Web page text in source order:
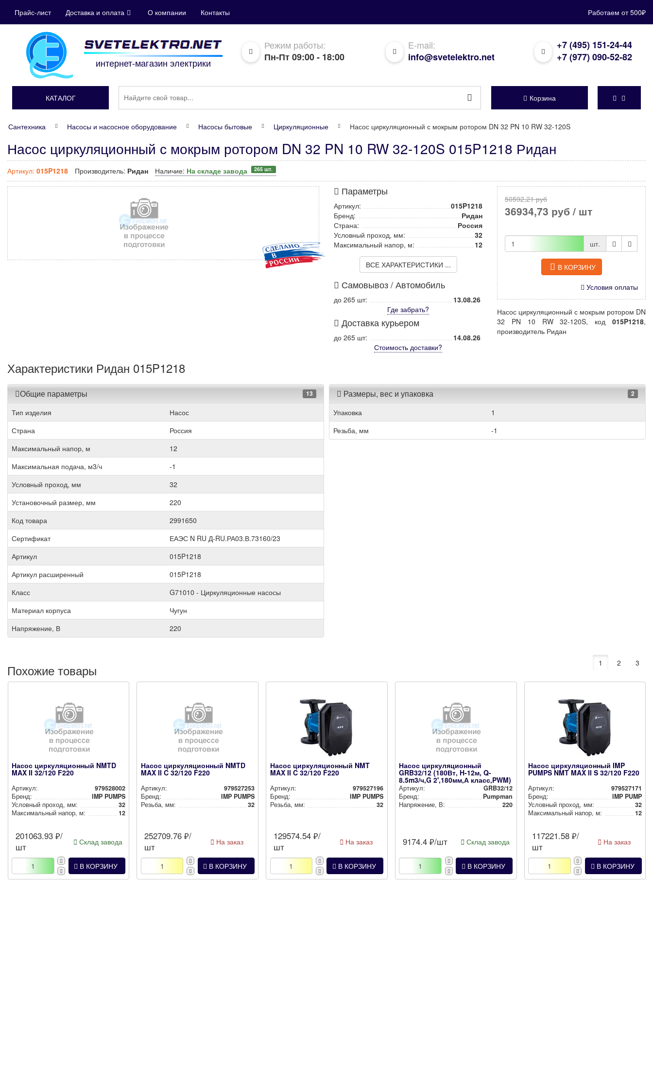
Прайс-лист Доставка и оплата О компании Контакты Работаем от 500₽
интернет-магазин электрики
Режим работы:
Пн-Пт 09:00 - 18:00
E-mail:
info@svetelektro.net
+7 (495) 151-24-44
+7 (977) 090-52-82
КАТАЛОГ Корзина
Сантехника Насосы и насосное оборудование Насосы бытовые Циркуляционные Насос циркуляционный с мокрым ротором DN 32 PN 10 RW 32-120S
Насос циркуляционный с мокрым ротором DN 32 PN 10 RW 32-120S 015P1218 Ридан
Артикул: 015P1218 Производитель: Ридан Наличие: На складе завода 265 шт.
Параметры
Артикул:
015P1218
Бренд:
Ридан
Страна:
Россия
Условный проход, мм:
32
Максимальный напор, м:
12
ВСЕ ХАРАКТЕРИСТИКИ ...
Самовывоз / Автомобиль
до 265 шт:
13.08.26
Где забрать?
Доставка курьером
до 265 шт:
14.08.26
Стоимость доставки?
50592,21 руб
36934,73 руб / шт
шт.
В КОРЗИНУ
Условия оплаты
Насос циркуляционный с мокрым ротором DN
32 PN 10 RW 32-120S, код 015P1218,
производитель Ридан
Характеристики Ридан 015P1218
Общие параметры 13
Тип изделия
Насос
Страна
Россия
Максимальный напор, м
12
Максимальная подача, м3/ч
-1
Условный проход, мм
32
Установочный размер, мм
220
Код товара
2991650
Сертификат
ЕАЭС N RU Д-RU.РА03.В.73160/23
Артикул
015P1218
Артикул расширенный
015P1218
Класс
G71010 - Циркуляционные насосы
Материал корпуса
Чугун
Напряжение, В
220
Размеры, вес и упаковка 2
Упаковка
1
Резьба, мм
-1
Похожие товары 1 2 3
Насос циркуляционный NMTD
MAX II 32/120 F220
Артикул:
979528002
Бренд:
IMP PUMPS
Условный проход, мм:
32
Мак­си­маль­ный напор, м:
12
201063.93 ₽/
шт
Склад завода
В КОРЗИНУ
Насос циркуляционный NMTD
MAX II C 32/120 F220
Артикул:
979527253
Бренд:
IMP PUMPS
Резьба, мм:
32
252709.76 ₽/
шт
На заказ
В КОРЗИНУ
Насос циркуляционный NMT
MAX II C 32/120 F220
Артикул:
979527196
Бренд:
IMP PUMPS
Резьба, мм:
32
129574.54 ₽/
шт
На заказ
В КОРЗИНУ
Насос циркуляционный
GRB32/12 (180Вт, H-12м, Q-
8.5m3/ч,G 2',180мм,А класс,PWM)
Артикул:
GRB32/12
Бренд:
Pumpman
Нап­ря­же­ние, В:
220
9174.4 ₽/шт Склад завода
В КОРЗИНУ
Насос циркуляционный IMP
PUMPS NMT MAX II S 32/120 F220
Артикул:
979527171
Бренд:
IMP PUMP
Условный проход, мм:
32
Мак­си­маль­ный напор, м:
12
117221.58 ₽/
шт
На заказ
В КОРЗИНУ